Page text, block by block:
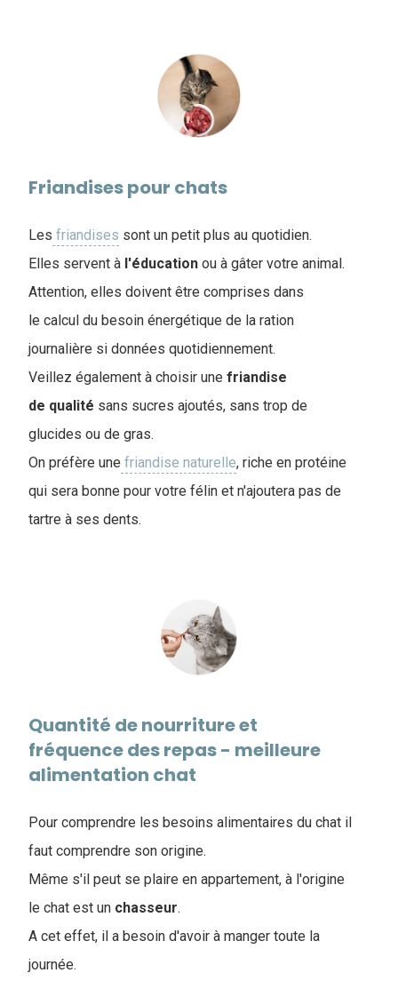
Friandises pour chats
Les friandises sont un petit plus au quotidien.
Elles servent à l'éducation ou à gâter votre animal.
Attention, elles doivent être comprises dans
le calcul du besoin énergétique de la ration
journalière si données quotidiennement.
Veillez également à choisir une friandise
de qualité sans sucres ajoutés, sans trop de
glucides ou de gras.
On préfère une friandise naturelle, riche en protéine
qui sera bonne pour votre félin et n'ajoutera pas de
tartre à ses dents.
Quantité de nourriture et
fréquence des repas - meilleure
alimentation chat
Pour comprendre les besoins alimentaires du chat il
faut comprendre son origine.
Même s'il peut se plaire en appartement, à l'origine
le chat est un chasseur.
A cet effet, il a besoin d'avoir à manger toute la
journée.